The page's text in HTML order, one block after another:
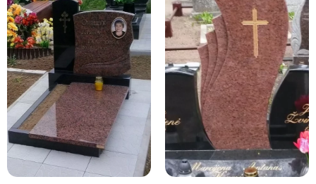
Подсвечники
Венки
Вазы из гранита
Скульптуры в полный рост
Скульптуры "Ангел" литиевые
Барельефы
Кресты